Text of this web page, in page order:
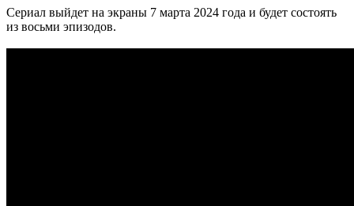
Сериал выйдет на экраны 7 марта 2024 года и будет состоять
из восьми эпизодов.